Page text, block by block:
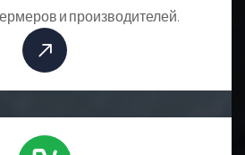
и производителей.